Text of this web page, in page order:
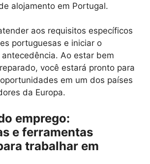
alojamento em Portugal.
aos requisitos específicos
portuguesas e iniciar o
Ao estar bem
você estará pronto para
em um dos países
da Europa.
emprego:
e ferramentas
trabalhar em